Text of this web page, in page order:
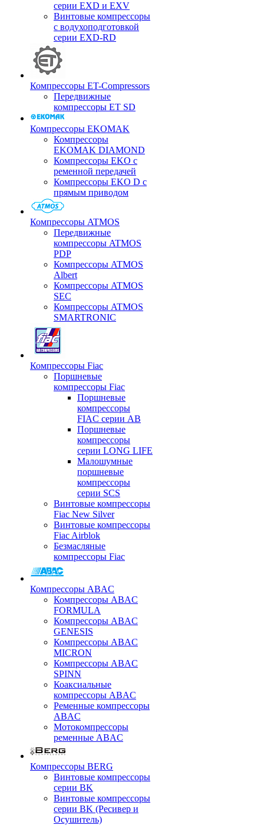
серии EXD и EXV
Винтовые компрессоры
с водухоподготовкой
серии EXD-RD
Компрессоры ET-Compressors
Передвижные
компрессоры ET SD
Компрессоры EKOMAK
Компрессоры
EKOMAK DIAMOND
Компрессоры EKO c
ременной передачей
Компрессоры EKO D с
прямым приводом
Компрессоры ATMOS
Передвижные
компрессоры ATMOS
PDP
Компрессоры ATMOS
Albert
Компрессоры ATMOS
SEC
Компрессоры ATMOS
SMARTRONIC
Компрессоры Fiac
Поршневые
компрессоры Fiac
Поршневые
компрессоры
FIAC серии AB
Поршневые
компрессоры
серии LONG LIFE
Малошумные
поршневые
компрессоры
серии SCS
Винтовые компрессоры
Fiac New Silver
Винтовые компрессоры
Fiac Airblok
Безмасляные
компрессоры Fiac
Компрессоры ABAC
Компрессоры ABAC
FORMULA
Компрессоры ABAC
GENESIS
Компрессоры ABAC
MICRON
Компрессоры ABAC
SPINN
Коаксиальные
компрессоры ABAC
Ременные компрессоры
ABAC
Мотокомпрессоры
ременные ABAC
Компрессоры BERG
Винтовые компрессоры
серии BK
Винтовые компрессоры
серии BK (Ресивер и
Осушитель)